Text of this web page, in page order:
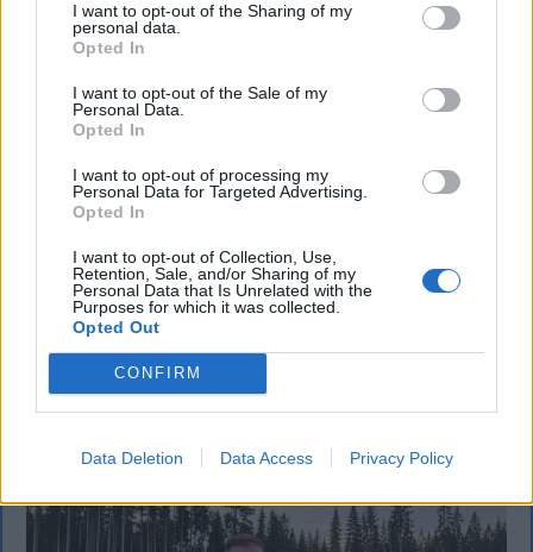
I want to opt-out of the Sharing of my
personal data.
Opted In
I want to opt-out of the Sale of my
Personal Data.
Opted In
I want to opt-out of processing my
Personal Data for Targeted Advertising.
Opted In
I want to opt-out of Collection, Use,
Retention, Sale, and/or Sharing of my
Personal Data that Is Unrelated with the
Purposes for which it was collected.
Opted Out
CONFIRM
Data Deletion Data Access Privacy Policy
„A legerősebb garancia” – Megnevezte
államfőjelöltjét a Tisza Párt
Baka Andrást, a Legfelsőbb Bíróság korábbi elnökét
jelöli köztársasági elnöknek a Tisza Párt parlamenti
frakciója.